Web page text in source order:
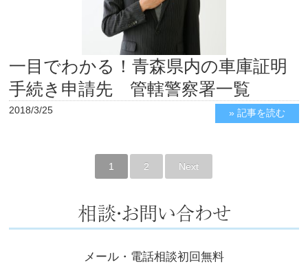
一目でわかる！青森県内の車庫証明
手続き申請先 管轄警察署一覧
2018/3/25 » 記事を読む
1 2 Next
メール・電話相談初回無料